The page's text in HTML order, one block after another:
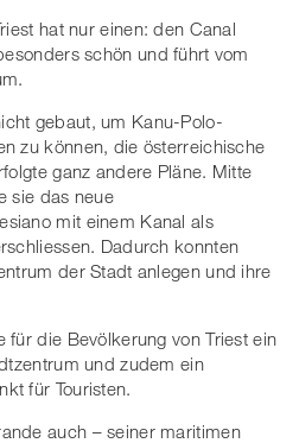
hat nur einen: den Canal
schön und führt vom
gebaut, um Kanu-Polo-
zu können, die österreichische
ganz andere Pläne. Mitte
sie das neue
mit einem Kanal als
Dadurch konnten
der Stadt anlegen und ihre
für die Bevölkerung von Triest ein
und zudem ein
für Touristen.
auch – seiner maritimen